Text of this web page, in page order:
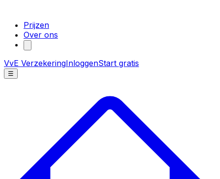
Prijzen
Over ons
VvE VerzekeringInloggenStart gratis
☰